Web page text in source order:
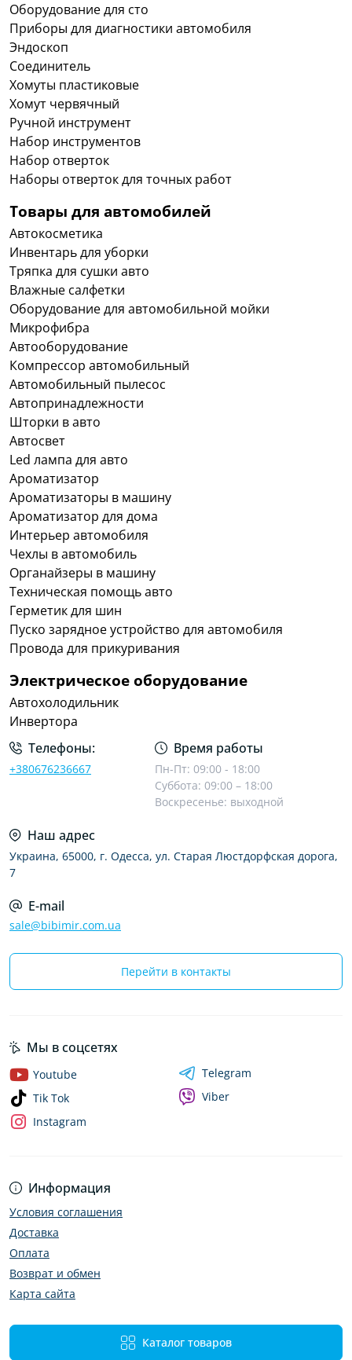
Оборудование для сто
Приборы для диагностики автомобиля
Эндоскоп
Соединитель
Хомуты пластиковые
Хомут червячный
Ручной инструмент
Набор инструментов
Набор отверток
Наборы отверток для точных работ
Товары для автомобилей
Автокосметика
Инвентарь для уборки
Тряпка для сушки авто
Влажные салфетки
Оборудование для автомобильной мойки
Микрофибра
Автооборудование
Компрессор автомобильный
Автомобильный пылесос
Автопринадлежности
Шторки в авто
Автосвет
Led лампа для авто
Ароматизатор
Ароматизаторы в машину
Ароматизатор для дома
Интерьер автомобиля
Чехлы в автомобиль
Органайзеры в машину
Техническая помощь авто
Герметик для шин
Пуско зарядное устройство для автомобиля
Провода для прикуривания
Электрическое оборудование
Автохолодильник
Инвертора
Телефоны:
+380676236667
Время работы
Пн-Пт: 09:00 - 18:00
Суббота: 09:00 – 18:00
Воскресенье: выходной
Наш адрес
Украина, 65000, г. Одесса, ул. Старая Люстдорфская дорога,
7
E-mail
sale@bibimir.com.ua
Перейти в контакты
Информация
Условия соглашения
Доставка
Оплата
Возврат и обмен
Карта сайта
Каталог товаров
Мы в соцсетях
Youtube
Tik Tok
Instagram
Telegram
Viber